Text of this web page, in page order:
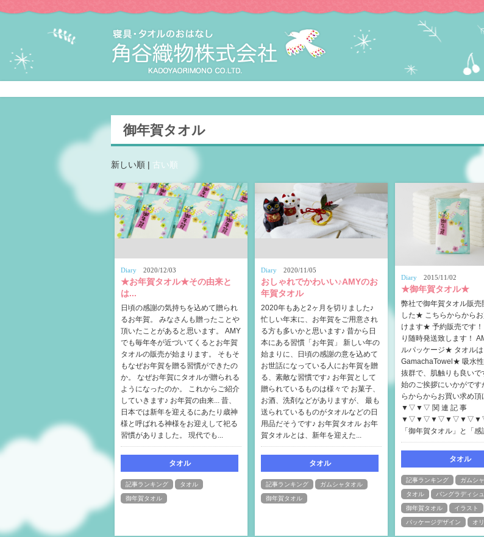
御年賀タオル
新しい順 | 古い順
Diary 2020/12/03
★お年賀タオル★その由来と
は...
日頃の感謝の気持ちを込めて贈られ
るお年賀。 みなさんも贈ったことや
頂いたことがあると思います。 AMY
でも毎年冬が近づいてくるとお年賀
タオルの販売が始まります。 そもそ
もなぜお年賀を贈る習慣ができたの
か。 なぜお年賀にタオルが贈られる
ようになったのか。 これからご紹介
していきます♪ お年賀の由来... 昔、
日本では新年を迎えるにあたり歳神
様と呼ばれる神様をお迎えして祀る
習慣がありました。 現代でも...
タオル
記事ランキング タオル
御年賀タオル
Diary 2020/11/05
おしゃれでかわいい♪AMYのお
年賀タオル
2020年もあと2ヶ月を切りました♪
忙しい年末に、お年賀をご用意され
る方も多いかと思います♪ 昔から日
本にある習慣「お年賀」 新しい年の
始まりに、日頃の感謝の意を込めて
お世話になっている人にお年賀を贈
る、素敵な習慣です♪ お年賀として
贈られているものは様々で お菓子、
お酒、洗剤などがありますが、 最も
送られているものがタオルなどの日
用品だそうです♪ お年賀タオル お年
賀タオルとは、新年を迎えた...
タオル
記事ランキング ガムシャタオル
御年賀タオル
Diary 2015/11/02
★御年賀タオル★
弊社で御年賀タオル販売
した★ こちらからから
けます★ 予約販売です
り随時発送致します！
ルパッケージ★ タオル
GamachaTowel★ 吸水
抜群で、肌触りも良いで
始のご挨拶にいかがで
らからからお買い求め
▼▽▼▽ 関 連 記 事
「御年賀タオル」と「感
タオル
記事ランキング ガムシ
タオル バングラディシュ
御年賀タオル イラスト
パッケージデザイン オ